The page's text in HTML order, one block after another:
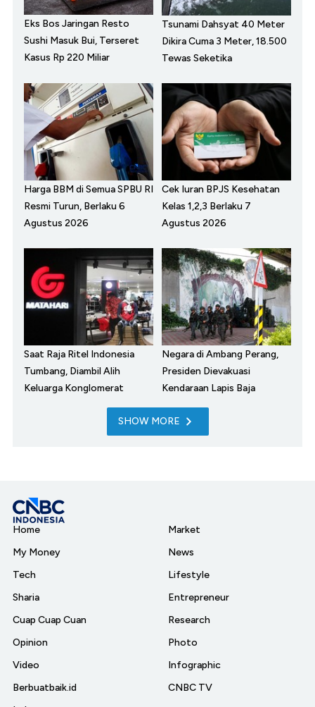
Eks Bos Jaringan Resto
Sushi Masuk Bui, Terseret
Kasus Rp 220 Miliar
Tsunami Dahsyat 40 Meter
Dikira Cuma 3 Meter, 18.500
Tewas Seketika
Harga BBM di Semua SPBU RI
Resmi Turun, Berlaku 6
Agustus 2026
Cek Iuran BPJS Kesehatan
Kelas 1,2,3 Berlaku 7
Agustus 2026
Saat Raja Ritel Indonesia
Tumbang, Diambil Alih
Keluarga Konglomerat
Negara di Ambang Perang,
Presiden Dievakuasi
Kendaraan Lapis Baja
SHOW MORE
Home
My Money
Tech
Sharia
Cuap Cuap Cuan
Opinion
Video
Berbuatbaik.id
Market
News
Lifestyle
Entrepreneur
Research
Photo
Infographic
CNBC TV